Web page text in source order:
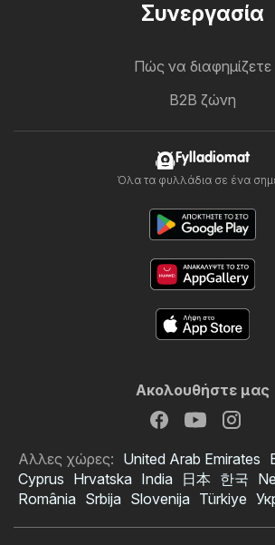
Συνεργασία
Πώς να διαφημίζετε
B2B ζώνη
Fylladiomat
Όλα τα φυλλάδια σε ένα
Ακολουθήστε μας
Αλλες χώρες: United Arab Emirates
Cyprus Hrvatska India 日本 한국
România Srbija Slovenija Türkiye